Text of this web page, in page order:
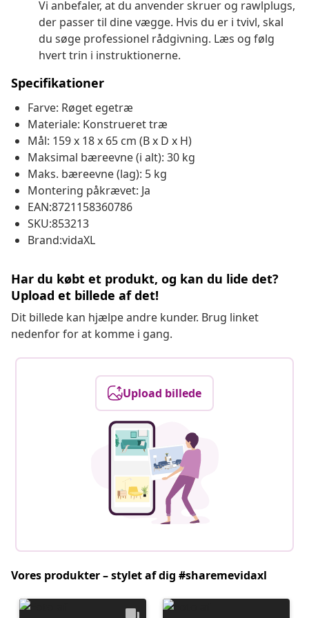
Vi anbefaler, at du anvender skruer og rawlplugs,
der passer til dine vægge. Hvis du er i tvivl, skal
du søge professionel rådgivning. Læs og følg
hvert trin i instruktionerne.
Specifikationer
Farve: Røget egetræ
Materiale: Konstrueret træ
Mål: 159 x 18 x 65 cm (B x D x H)
Maksimal bæreevne (i alt): 30 kg
Maks. bæreevne (lag): 5 kg
Montering påkrævet: Ja
EAN:8721158360786
SKU:853213
Brand:vidaXL
Har du købt et produkt, og kan du lide det?
Upload et billede af det!
Dit billede kan hjælpe andre kunder. Brug linket
nedenfor for at komme i gang.
Upload billede
Vores produkter – stylet af dig #sharemevidaxl